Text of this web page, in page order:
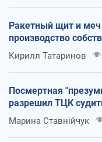
Ракетный щит и
производство
Кирилл Татаринов
Посмертная
разрешил ТЦК
Марина Ставнійчук